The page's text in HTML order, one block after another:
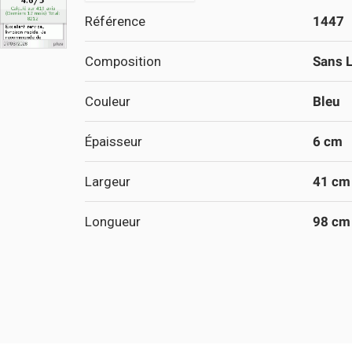
Référence 1447
Composition Sans
Couleur Bleu
Épaisseur 6 cm
Largeur 41 cm
Longueur 98 cm